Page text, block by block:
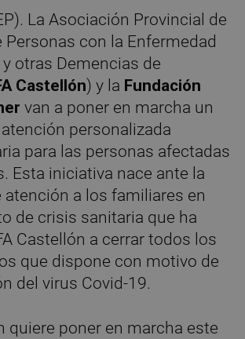
La Asociación Provincial de
Personas con la Enfermedad
otras Demencias de
Castellón) y la Fundación
van a poner en marcha un
personalizada
para las personas afectadas
Esta iniciativa nace ante la
atención a los familiares en
de crisis sanitaria que ha
Castellón a cerrar todos los
que dispone con motivo de
del virus Covid-19.
quiere poner en marcha este